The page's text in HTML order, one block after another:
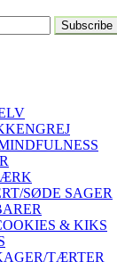
SØDE SAGER
& KIKS
TÆRTER